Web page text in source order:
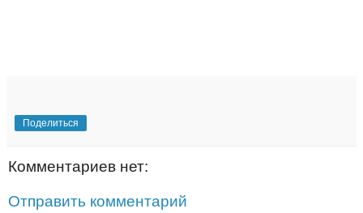
Поделиться
Комментариев нет:
Отправить комментарий